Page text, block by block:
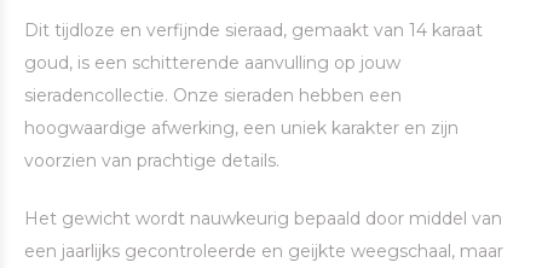
Dit tijdloze en verfijnde sieraad, gemaakt van 14 karaat
goud, is een schitterende aanvulling op jouw
sieradencollectie. Onze sieraden hebben een
hoogwaardige afwerking, een uniek karakter en zijn
voorzien van prachtige details.
Het gewicht wordt nauwkeurig bepaald door middel van
een jaarlijks gecontroleerde en geijkte weegschaal, maar